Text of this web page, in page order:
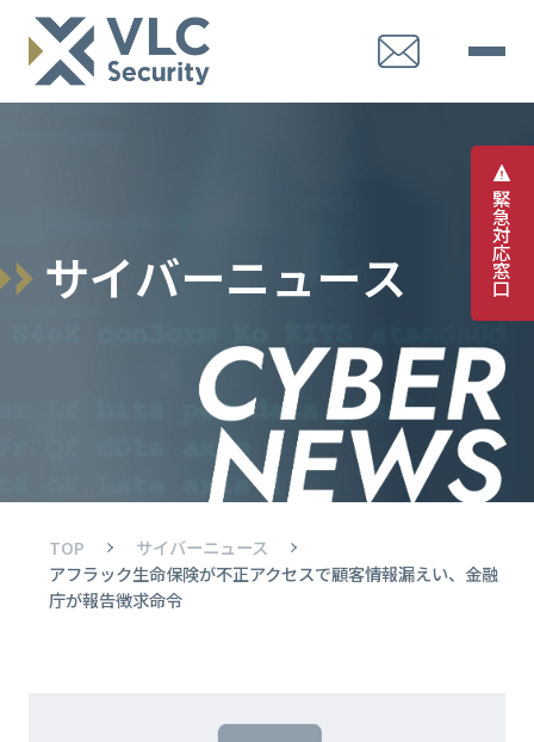
緊
急
対
応
窓
口
サイバーニュース
TOP
サイバーニュース
アフラック生命保険が不正アクセスで顧客情報漏えい、金融
庁が報告徴求命令